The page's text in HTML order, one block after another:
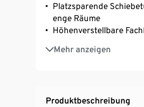
Platzsparende
enge Räume
Höhenverstellbare
Mehr anzeigen
MADE IN GERMANY
Produktbeschreibung